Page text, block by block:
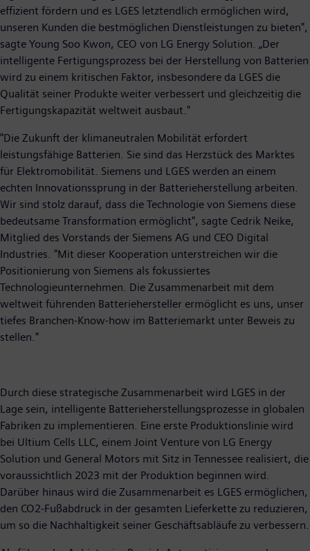
effizient fördern und es LGES letztendlich ermöglichen wird,
unseren Kunden die bestmöglichen Dienstleistungen zu bieten",
sagte Young Soo Kwon, CEO von LG Energy Solution. „Der
intelligente Fertigungsprozess bei der Herstellung von Batterien
wird zu einem kritischen Faktor, insbesondere da LGES die
Qualität seiner Produkte weiter verbessert und gleichzeitig die
Fertigungskapazität weltweit ausbaut."
"Die Zukunft der klimaneutralen Mobilität erfordert
leistungsfähige Batterien. Sie sind das Herzstück des Marktes
für Elektromobilität. Siemens und LGES werden an einem
echten Innovationssprung in der Batterieherstellung arbeiten.
Wir sind stolz darauf, dass die Technologie von Siemens diese
bedeutsame Transformation ermöglicht", sagte Cedrik Neike,
Mitglied des Vorstands der Siemens AG und CEO Digital
Industries. "Mit dieser Kooperation unterstreichen wir die
Positionierung von Siemens als fokussiertes
Technologieunternehmen. Die Zusammenarbeit mit dem
weltweit führenden Batteriehersteller ermöglicht es uns, unser
tiefes Branchen-Know-how im Batteriemarkt unter Beweis zu
stellen."
Durch diese strategische Zusammenarbeit wird LGES in der
Lage sein, intelligente Batterieherstellungsprozesse in globalen
Fabriken zu implementieren. Eine erste Produktionslinie wird
bei Ultium Cells LLC, einem Joint Venture von LG Energy
Solution und General Motors mit Sitz in Tennessee realisiert, die
voraussichtlich 2023 mit der Produktion beginnen wird.
Darüber hinaus wird die Zusammenarbeit es LGES ermöglichen,
den CO2-Fußabdruck in der gesamten Lieferkette zu reduzieren,
um so die Nachhaltigkeit seiner Geschäftsabläufe zu verbessern.